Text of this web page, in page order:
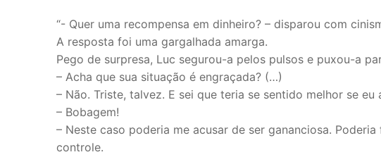
“- Quer uma recompensa em dinheiro? – disparou com
A resposta foi uma gargalhada amarga.
Pego de surpresa, Luc segurou-a pelos pulsos e puxou-a
– Acha que sua situação é engraçada? (…)
– Não. Triste, talvez. E sei que teria se sentido melhor se
– Bobagem!
– Neste caso poderia me acusar de ser gananciosa.
controle.